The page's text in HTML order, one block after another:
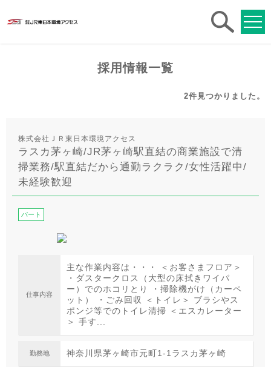
採用情報一覧
2件 見つかりました。
株式会社ＪＲ東日本環境アクセス
ラスカ茅ヶ崎/JR茅ヶ崎駅直結の商業施設で清
掃業務/駅直結だから通勤ラクラク/女性活躍中/
未経験歓迎
パート
仕事内容
主な作業内容は・・・ ＜お客さまフロア＞
・ダスタークロス（大型の床拭きワイパ
ー）でのホコリとり ・掃除機がけ（カーペ
ット） ・ごみ回収 ＜トイレ＞ ブラシやス
ポンジ等でのトイレ清掃 ＜エスカレーター
＞ 手す...
勤務地 神奈川県茅ヶ崎市元町1-1ラスカ茅ヶ崎